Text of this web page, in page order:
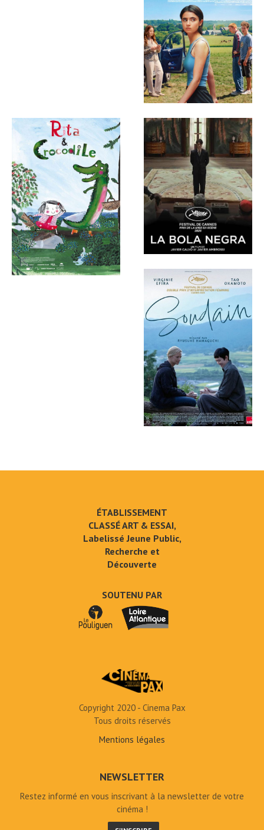
ÉTABLISSEMENT
CLASSÉ ART & ESSAI,
Labelissé Jeune Public,
Recherche et
Découverte
SOUTENU PAR
Copyright 2020 - Cinema Pax
Tous droits réservés
Mentions légales
NEWSLETTER
Restez informé en vous inscrivant à la newsletter de votre
cinéma !